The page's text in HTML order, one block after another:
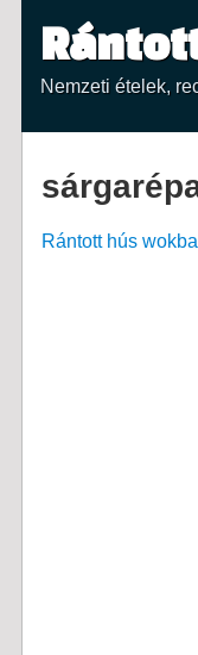
Nemzeti ételek,
Rántott hús